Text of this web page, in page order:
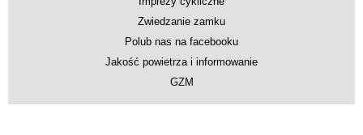
Zwiedzanie zamku
Polub nas na facebooku
Jakość powietrza i informowanie
GZM